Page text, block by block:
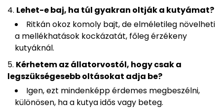
Lehet-e baj, ha túl gyakran oltják a kutyámat?
Ritkán okoz komoly bajt, de elméletileg növelheti
a mellékhatások kockázatát, főleg érzékeny
kutyáknál.
Kérhetem az állatorvostól, hogy csak a
legszükségesebb oltásokat adja be?
Igen, ezt mindenképp érdemes megbeszélni,
különösen, ha a kutya idős vagy beteg.